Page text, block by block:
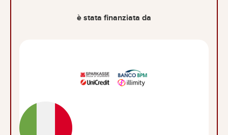
è stata finanziata da